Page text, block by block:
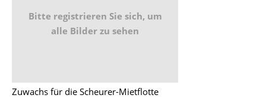
Bitte registrieren Sie sich, um
alle Bilder zu sehen
Zuwachs für die Scheurer-Mietflotte